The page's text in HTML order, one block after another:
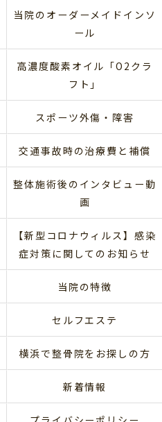
当院のオーダーメイドインソ
ール
高濃度酸素オイル「O2クラ
フト」
スポーツ外傷・障害
交通事故時の治療費と補償
整体施術後のインタビュー動
画
【新型コロナウィルス】感染
症対策に関してのお知らせ
当院の特徴
セルフエステ
横浜で整骨院をお探しの方
新着情報